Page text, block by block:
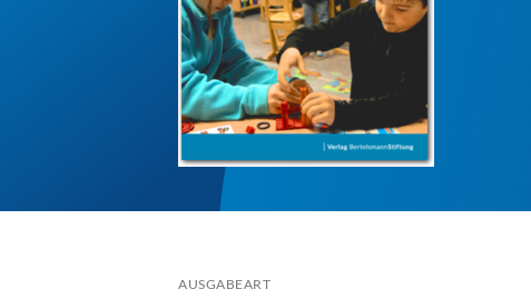
AUSGABEART